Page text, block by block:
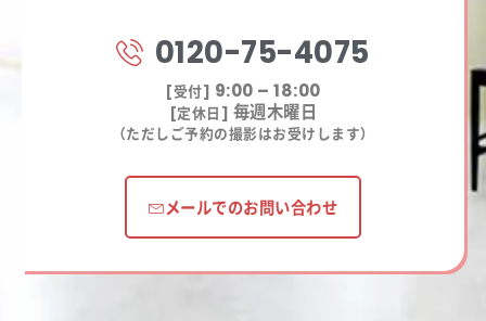
0120-75-4075
[受付] 9:00 – 18:00
[定休日] 毎週木曜日
（ただしご予約の撮影はお受けします）
メールでのお問い合わせ